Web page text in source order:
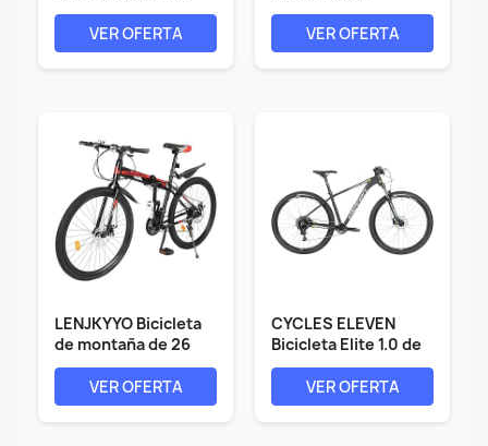
pulgadas, 21...
VER OFERTA
pulgadas,...
VER OFERTA
LENJKYYO Bicicleta
de montaña de 26
pulgadas,...
VER OFERTA
CYCLES ELEVEN
Bicicleta Elite 1.0 de
29...
VER OFERTA